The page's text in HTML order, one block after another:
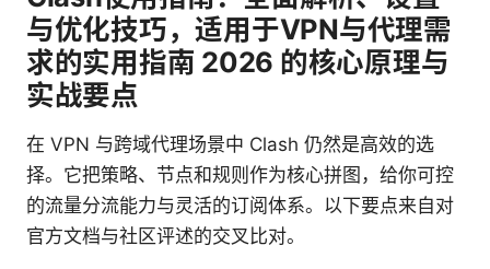
与优化技巧，适用于VPN与代理需
求的实用指南 2026 的核心原理与
实战要点
在 VPN 与跨域代理场景中 Clash 仍然是高效的选
择。它把策略、节点和规则作为核心拼图，给你可控
的流量分流能力与灵活的订阅体系。以下要点来自对
官方文档与社区评述的交叉比对。